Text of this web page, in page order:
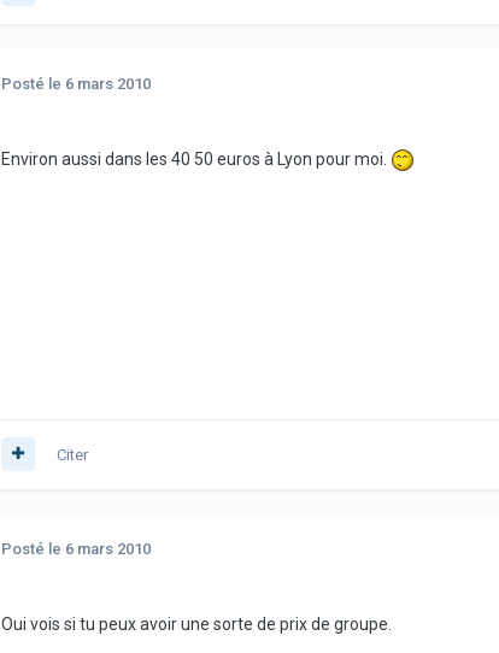
Posté le 6 mars 2010
Environ aussi dans les 40 50 euros à Lyon pour moi.
Citer
Posté le 6 mars 2010
Oui vois si tu peux avoir une sorte de prix de groupe.